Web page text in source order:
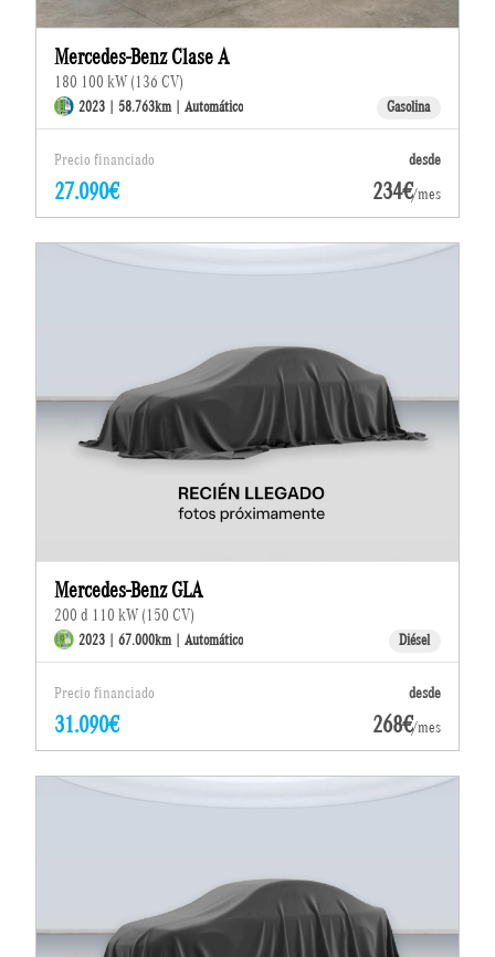
Mercedes-Benz Clase A
180 100 kW (136 CV)
2023 | 58.763km | Automático Gasolina
Precio financiado desde
27.090€ 234€/mes
Mercedes-Benz GLA
200 d 110 kW (150 CV)
2023 | 67.000km | Automático Diésel
Precio financiado desde
31.090€ 268€/mes